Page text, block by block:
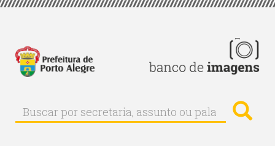
Pular
principal
Buscar
Buscar
por